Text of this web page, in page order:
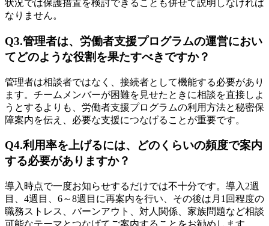
状況では保護措置を検討できることも併せて説明しなければ
なりません。
Q3.管理者は、労働者支援プログラムの運営におい
てどのような役割を果たすべきですか？
管理者は相談者ではなく、接続者として機能する必要があり
ます。チームメンバーが困難を見せたときに相談を直接しよ
うとするよりも、労働者支援プログラムの利用方法と秘密保
障案内を伝え、必要な支援につなげることが重要です。
Q4.利用率を上げるには、どのくらいの頻度で案内
する必要がありますか？
導入時点で一度お知らせするだけでは不十分です。導入2週
目、4週目、6～8週目に再案内を行い、その後は月1回程度の
職務ストレス、バーンアウト、対人関係、家族問題など相談